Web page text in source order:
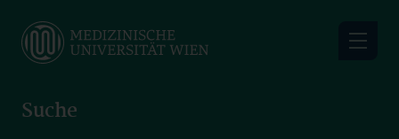
main
Suche